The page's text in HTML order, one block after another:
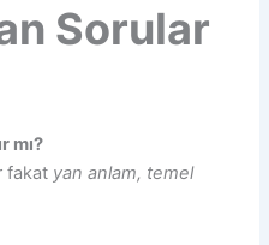
Sorular
mı?
fakat yan anlam, temel